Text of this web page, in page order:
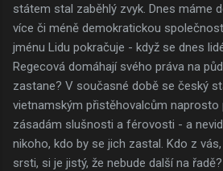
státem stal zaběhlý zvyk. Dnes máme
více či méně demokratickou
jménu Lidu pokračuje - když se dnes
Regecová domáhají svého práva na
zastane? V současné době se český
vietnamským přistěhovalcům naprosto
zásadám slušnosti a férovosti - a
nikoho, kdo by se jich zastal. Kdo z
srsti, si je jistý, že nebude další na